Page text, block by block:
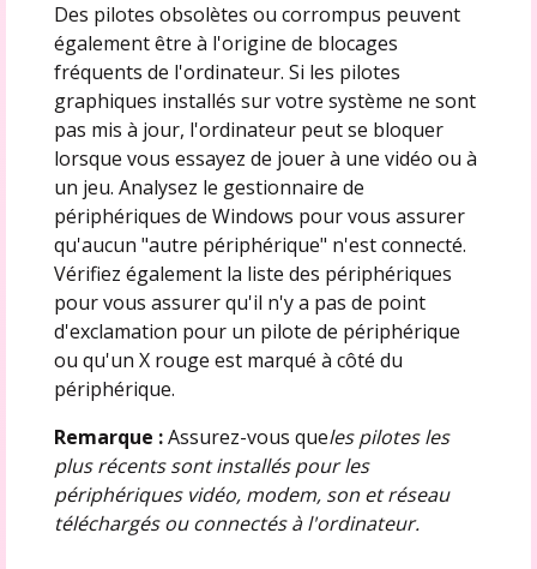
Des pilotes obsolètes ou corrompus peuvent
également être à l'origine de blocages
fréquents de l'ordinateur. Si les pilotes
graphiques installés sur votre système ne sont
pas mis à jour, l'ordinateur peut se bloquer
lorsque vous essayez de jouer à une vidéo ou à
un jeu. Analysez le gestionnaire de
périphériques de Windows pour vous assurer
qu'aucun "autre périphérique" n'est connecté.
Vérifiez également la liste des périphériques
pour vous assurer qu'il n'y a pas de point
d'exclamation pour un pilote de périphérique
ou qu'un X rouge est marqué à côté du
périphérique.
Remarque :Assurez-vous queles pilotes les
plus récents sont installés pour les
périphériques vidéo, modem, son et réseau
téléchargés ou connectés à l'ordinateur.